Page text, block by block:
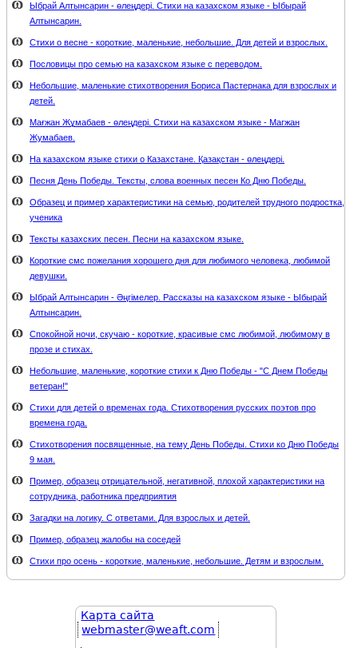
Ыбрай Алтынсарин - өлеңдері. Стихи на казахском языке - Ыбырай
Алтынсарин.
Стихи о весне - короткие, маленькие, небольшие. Для детей и взрослых.
Пословицы про семью на казахском языке с переводом.
Небольшие, маленькие стихотворения Бориса Пастернака для взрослых и
детей.
Мағжан Жұмабаев - өлеңдері. Стихи на казахском языке - Магжан
Жумабаев.
На казахском языке стихи о Казахстане. Қазақстан - өлеңдері.
Песня День Победы. Тексты, слова военных песен Ко Дню Победы.
Образец и пример характеристики на семью, родителей трудного подростка,
ученика
Тексты казахских песен. Песни на казахском языке.
Короткие смс пожелания хорошего дня для любимого человека, любимой
девушки.
Ыбрай Алтынсарин - Әңгімелер. Рассказы на казахском языке - Ыбырай
Алтынсарин.
Спокойной ночи, скучаю - короткие, красивые смс любимой, любимому в
прозе и стихах.
Небольшие, маленькие, короткие стихи к Дню Победы - "С Днем Победы
ветеран!"
Стихи для детей о временах года. Стихотворения русских поэтов про
времена года.
Стихотворения посвященные, на тему День Победы. Стихи ко Дню Победы
9 мая.
Пример, образец отрицательной, негативной, плохой характеристики на
сотрудника, работника предприятия
Загадки на логику. С ответами. Для взрослых и детей.
Пример, образец жалобы на соседей
Стихи про осень - короткие, маленькие, небольшие. Детям и взрослым.
Карта сайта
webmaster@weaft.com